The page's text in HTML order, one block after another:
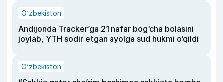
O‘zbekiston
Andijonda Tracker’ga 21 nafar bog‘cha bolasini
joylab, YTH sodir etgan ayolga sud hukmi o‘qildi
O‘zbekiston